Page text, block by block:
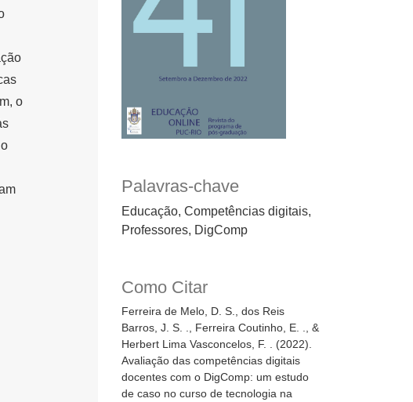
Palavras-chave
Educação, Competências digitais,
Professores, DigComp
Como Citar
Ferreira de Melo, D. S., dos Reis
Barros, J. S. ., Ferreira Coutinho, E. ., &
Herbert Lima Vasconcelos, F. . (2022).
Avaliação das competências digitais
docentes com o DigComp: um estudo
de caso no curso de tecnologia na
o